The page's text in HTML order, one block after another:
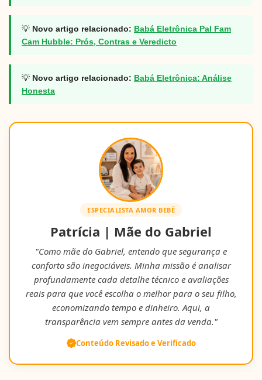
💡 Novo artigo relacionado: Babá Eletrônica Pal Fam
Cam Hubble: Prós, Contras e Veredicto
💡 Novo artigo relacionado: Babá Eletrônica: Análise
Honesta
ESPECIALISTA AMOR BEBÊ
Patrícia | Mãe do Gabriel
"Como mãe do Gabriel, entendo que segurança e
conforto são inegociáveis. Minha missão é analisar
profundamente cada detalhe técnico e avaliações
reais para que você escolha o melhor para o seu filho,
economizando tempo e dinheiro. Aqui, a
transparência vem sempre antes da venda."
Conteúdo Revisado e Verificado